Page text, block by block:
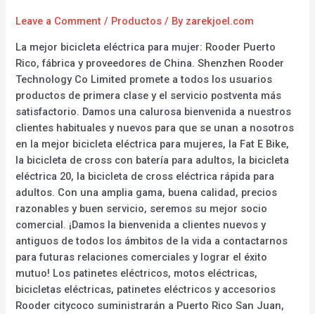
Leave a Comment / Productos / By zarekjoel.com
La mejor bicicleta eléctrica para mujer: Rooder Puerto
Rico, fábrica y proveedores de China. Shenzhen Rooder
Technology Co Limited promete a todos los usuarios
productos de primera clase y el servicio postventa más
satisfactorio. Damos una calurosa bienvenida a nuestros
clientes habituales y nuevos para que se unan a nosotros
en la mejor bicicleta eléctrica para mujeres, la Fat E Bike,
la bicicleta de cross con batería para adultos, la bicicleta
eléctrica 20, la bicicleta de cross eléctrica rápida para
adultos. Con una amplia gama, buena calidad, precios
razonables y buen servicio, seremos su mejor socio
comercial. ¡Damos la bienvenida a clientes nuevos y
antiguos de todos los ámbitos de la vida a contactarnos
para futuras relaciones comerciales y lograr el éxito
mutuo! Los patinetes eléctricos, motos eléctricas,
bicicletas eléctricas, patinetes eléctricos y accesorios
Rooder citycoco suministrarán a Puerto Rico San Juan,